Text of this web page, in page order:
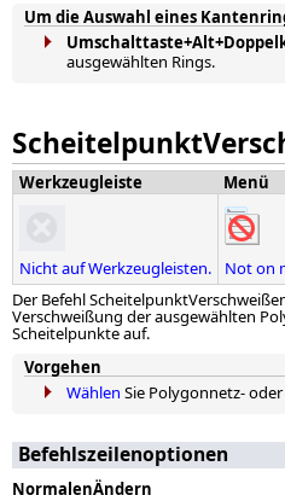
Um die Auswahl eines
ausgewählten Rings.
Werkzeugleiste Menü
Nicht auf Werkzeugleisten.
Not on
Der Befehl
Verschweißung der ausgewählten
Scheitelpunkte auf.
Vorgehen
Wählen Sie Polygonnetz-
Befehlszeilenoptionen
NormalenÄndern